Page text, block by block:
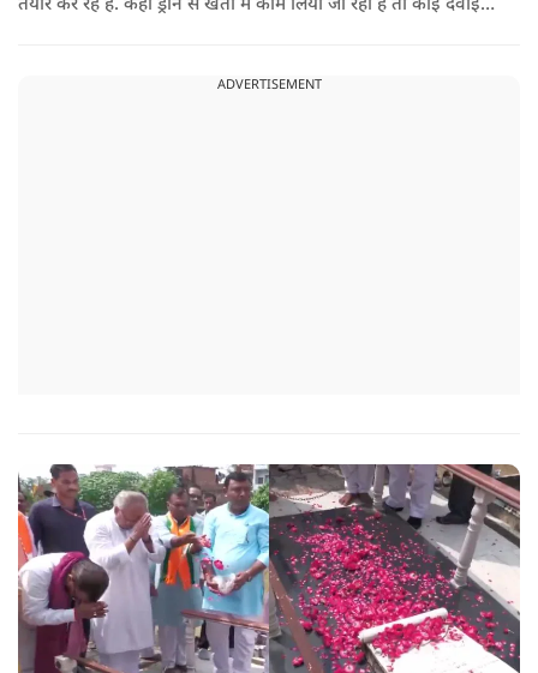
तैयार कर रहे हैं. कहीं ड्रोन से खेतों में काम लिया जा रहा है तो कोई दवाइयां
ADVERTISEMENT